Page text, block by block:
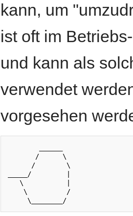
kann, um
ist oft im
und kann als
verwendet
vorgesehen
       /      \
      /        \
_____/         |
   \           |
    \          /